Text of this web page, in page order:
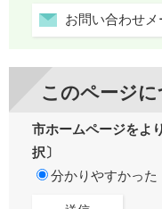
お問い合わせ
このページに
市ホームページをよ
択〕
分かりやすかった